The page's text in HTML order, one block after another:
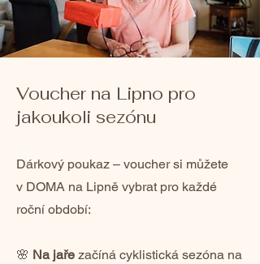
Voucher na Lipno pro
jakoukoli sezónu
Dárkový poukaz – voucher si můžete
v DOMA na Lipně vybrat pro každé
roční období:
🌸 Na jaře začíná cyklistická sezóna na